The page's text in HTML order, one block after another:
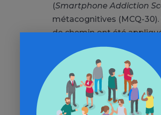
(Smartphone Addiction
métacognitives (MCQ-
de chemin ont été
Quels sont les
L’intolérance à
de risques d’avoir un